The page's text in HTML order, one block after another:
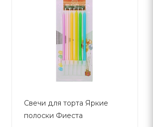
Свечи для торта Яркие
полоски Фиеста